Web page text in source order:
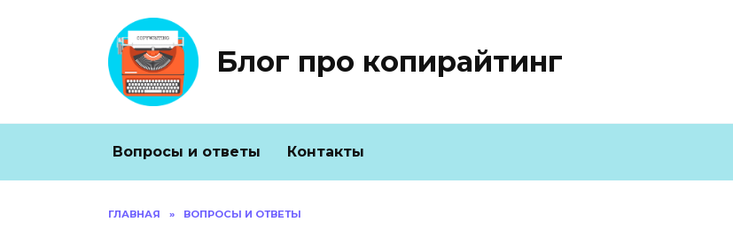
Блог про копирайтинг
Вопросы и ответы Контакты
ГЛАВНАЯ » ВОПРОСЫ И ОТВЕТЫ